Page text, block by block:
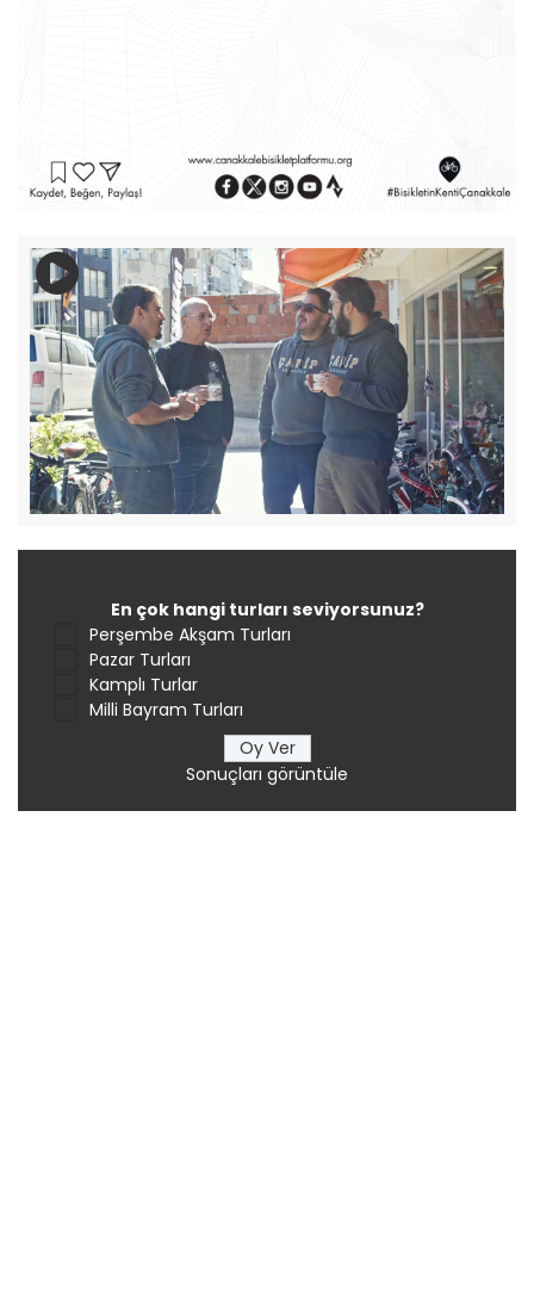
En çok hangi turları seviyorsunuz?
Perşembe Akşam Turları
Pazar Turları
Kamplı Turlar
Milli Bayram Turları
Sonuçları görüntüle